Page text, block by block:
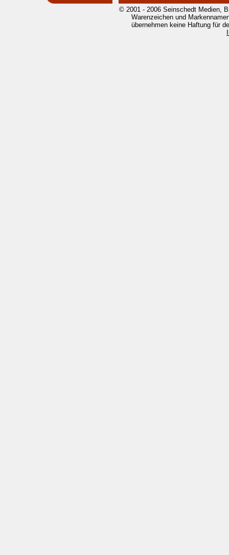
© 2001 - 2006 Seinschedt Medien,
Warenzeichen und
übernehmen keine Haftung für